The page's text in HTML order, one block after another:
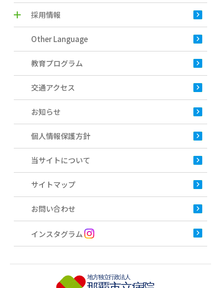
採用情報
Other Language
教育プログラム
交通アクセス
お知らせ
個人情報保護方針
当サイトについて
サイトマップ
お問い合わせ
インスタグラム